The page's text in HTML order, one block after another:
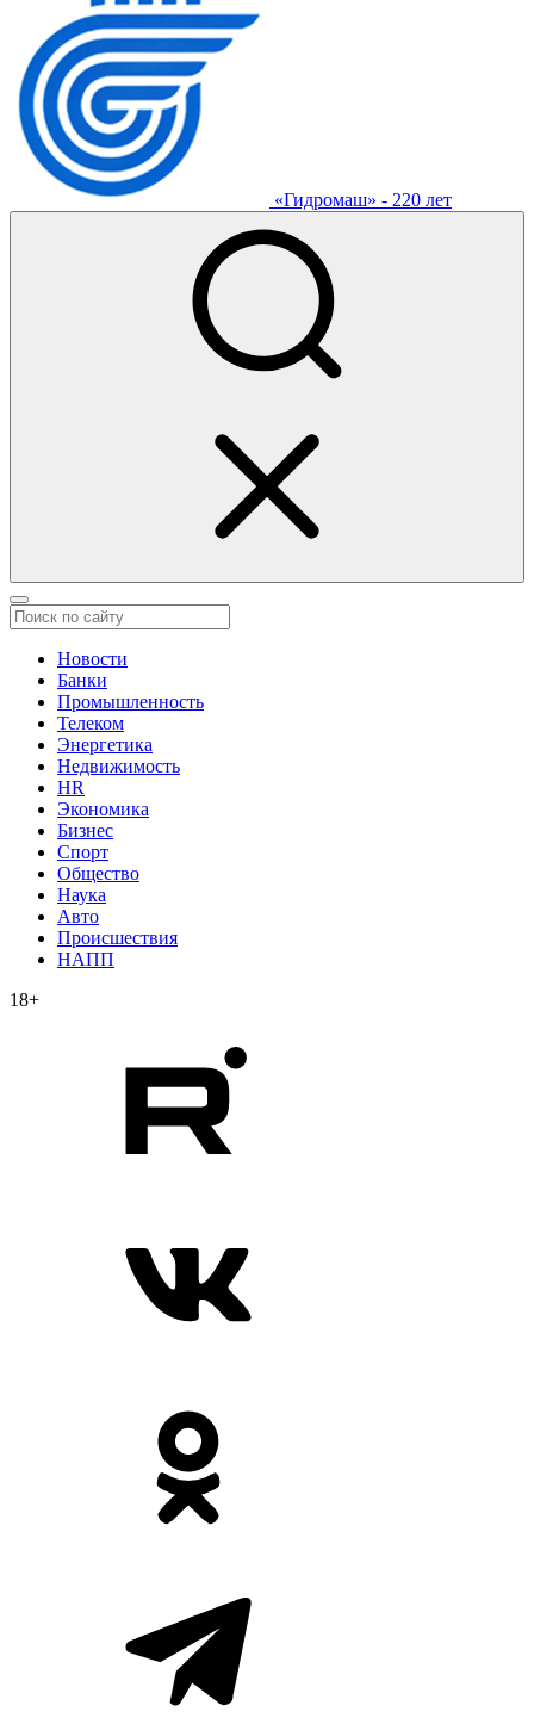
«Гидромаш» - 220 лет
Новости
Банки
Промышленность
Телеком
Энергетика
Недвижимость
HR
Экономика
Бизнес
Спорт
Общество
Наука
Авто
Происшествия
НАПП
18+